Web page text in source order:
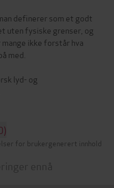
definerer som et godt
uten fysiske grenser, og
ikke forstår hva
med.
lyd- og
for brukergenerert innhold
ennå